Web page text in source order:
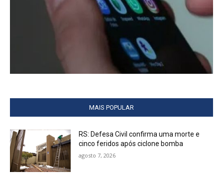
MAIS POPULAR
RS: Defesa Civil confirma uma morte e
cinco feridos após ciclone bomba
agosto 7, 2026